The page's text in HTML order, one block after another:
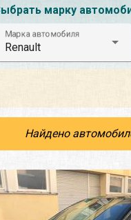
марку
Марка автомобиля
Renault
Найдено